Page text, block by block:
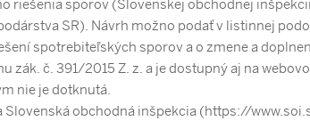
sporov (Slovenskej obchodnej
SR). Návrh možno podať v listinnej
spotrebiteľských sporov a o zmene a
č. 391/2015 Z. z. a je dostupný aj na
nie je dotknutá.
obchodná inšpekcia (https://